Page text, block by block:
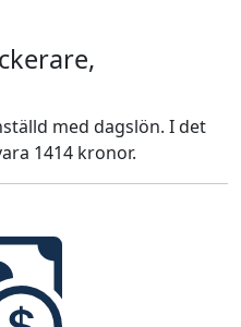
med dagslön. I det
1414 kronor.